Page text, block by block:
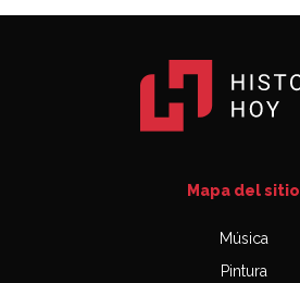
Mapa del sitio
Música
Pintura